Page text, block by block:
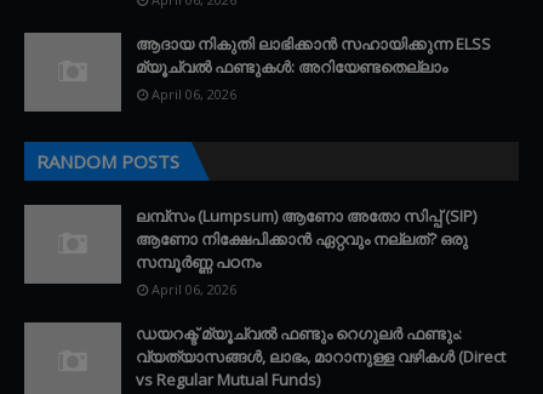
ആദായ നികുതി ലാഭിക്കാൻ സഹായിക്കുന്ന ELSS
മ്യൂച്വൽ ഫണ്ടുകൾ: അറിയേണ്ടതെല്ലാം
April 06, 2026
RANDOM POSTS
ലമ്പ്സം (Lumpsum) ആണോ അതോ സിപ്പ് (SIP)
ആണോ നിക്ഷേപിക്കാൻ ഏറ്റവും നല്ലത്? ഒരു
സമ്പൂർണ്ണ പഠനം
April 06, 2026
ഡയറക്ട് മ്യൂച്വൽ ഫണ്ടും റെഗുലർ ഫണ്ടും:
വ്യത്യാസങ്ങൾ, ലാഭം, മാറാനുള്ള വഴികൾ (Direct
vs Regular Mutual Funds)